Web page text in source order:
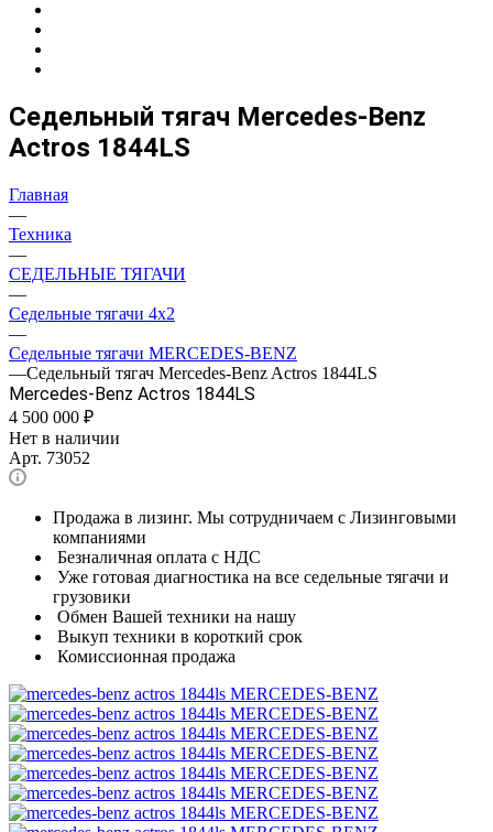
Седельный тягач Mercedes-Benz
Actros 1844LS
Главная
—
Техника
—
СЕДЕЛЬНЫЕ ТЯГАЧИ
—
Седельные тягачи 4x2
—
Седельные тягачи MERCEDES-BENZ
—Седельный тягач Mercedes-Benz Actros 1844LS
Mercedes-Benz Actros 1844LS
4 500 000 ₽
Нет в наличии
Арт. 73052
Продажа в лизинг. Мы сотрудничаем с Лизинговыми
компаниями
Безналичная оплата с НДС
Уже готовая диагностика на все седельные тягачи и
грузовики
Обмен Вашей техники на нашу
Выкуп техники в короткий срок
Комиссионная продажа